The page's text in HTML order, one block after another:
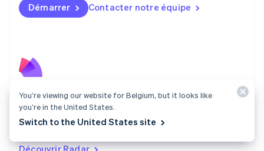
Démarrer Contacter notre équipe
Radar
Luttez contre la fraude grâce à la puissance du réseau
Stripe.
English
Mexique
Nouvelle-Zélande
English
Pays-Bas
NederlandsEnglish
English
You’re viewing our website for Belgium, but it looks like
you’re in the United States.
Switch to the United States site